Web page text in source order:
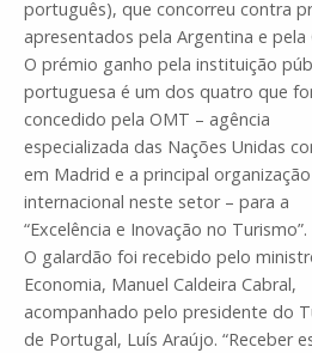
português), que concorreu contra
apresentados pela Argentina e pela
O prémio ganho pela instituição
portuguesa é um dos quatro que
concedido pela OMT – agência
especializada das Nações Unidas
em Madrid e a principal organização
internacional neste setor – para a
“Excelência e Inovação no Turismo”.
O galardão foi recebido pelo
Economia, Manuel Caldeira Cabral,
acompanhado pelo presidente do
de Portugal, Luís Araújo. “Receber